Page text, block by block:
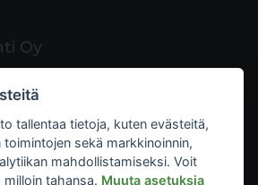
Oy
tallentaa tietoja, kuten evästeitä,
sekä markkinoinnin,
mahdollistamiseksi. Voit
tahansa. Muuta asetuksia